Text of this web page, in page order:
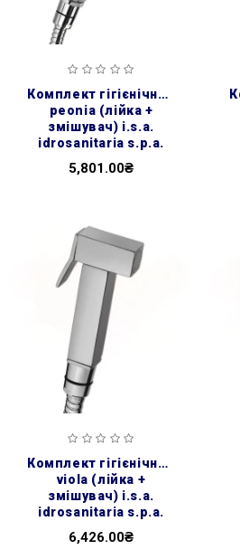
комплект гігієнічний
peonia (лійка +
змішувач) i.s.a.
idrosanitaria s.p.a.
5,801.00₴
комплект гігієнічний
комплект гігієнічний
viola (лійка +
змішувач) i.s.a.
idrosanitaria s.p.a.
6,426.00₴